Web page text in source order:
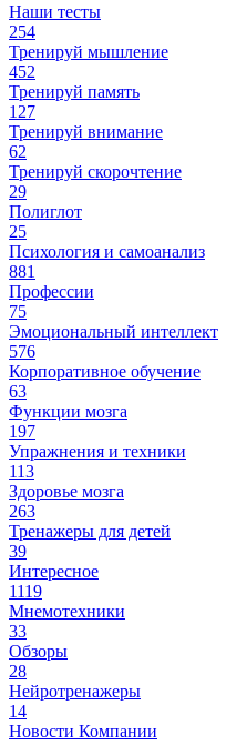
Наши тесты
254
Тренируй мышление
452
Тренируй память
127
Тренируй внимание
62
Тренируй скорочтение
29
Полиглот
25
Психология и самоанализ
881
Профессии
75
Эмоциональный интеллект
576
Корпоративное обучение
63
Функции мозга
197
Упражнения и техники
113
Здоровье мозга
263
Тренажеры для детей
39
Интересное
1119
Мнемотехники
33
Обзоры
28
Нейротренажеры
14
Новости Компании